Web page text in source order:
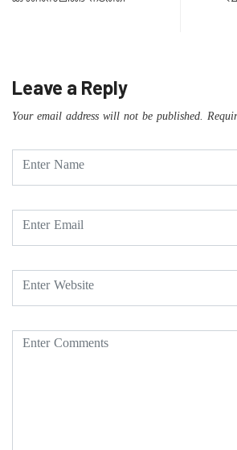
Leave a Reply
Your email address will not be published.